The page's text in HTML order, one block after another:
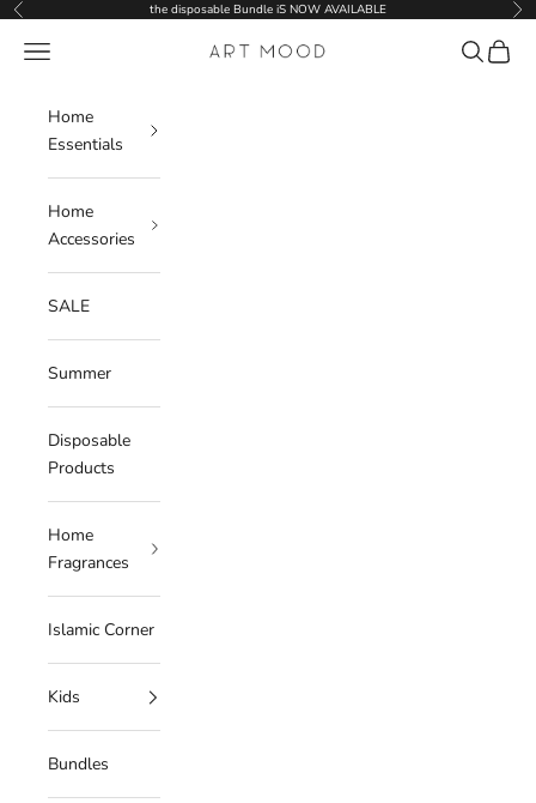
Skip to content
Previous the disposable Bundle iS NOW AVAILABLE
ART MOOD
Navigation menu Search
Cart
Home
Essentials
Home
Accessories
SALE
Summer
Disposable
Products
Home
Fragrances
Islamic Corner
Kids
Bundles